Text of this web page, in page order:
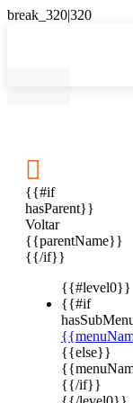

{{#if
hasParent}}
Voltar
{{parentName}}
{{/if}}
{{#level0}}
{{#if
{{else}}
{{/if}}